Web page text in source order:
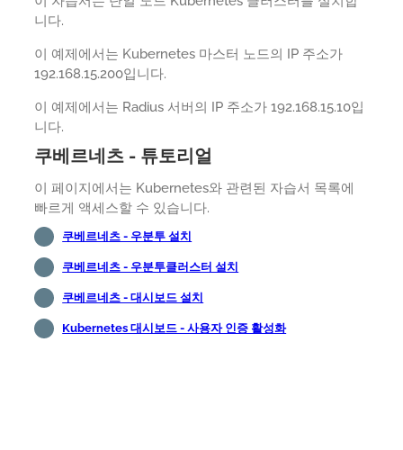
니다.
이 예제에서는 Kubernetes 마스터 노드의 IP 주소가
192.168.15.200입니다.
이 예제에서는 Radius 서버의 IP 주소가 192.168.15.10입
니다.
쿠베르네츠 - 튜토리얼
이 페이지에서는 Kubernetes와 관련된 자습서 목록에
빠르게 액세스할 수 있습니다.
쿠베르네츠 - 우분투 설치
쿠베르네츠 - 우분투클러스터 설치
쿠베르네츠 - 대시보드 설치
Kubernetes 대시보드 - 사용자 인증 활성화